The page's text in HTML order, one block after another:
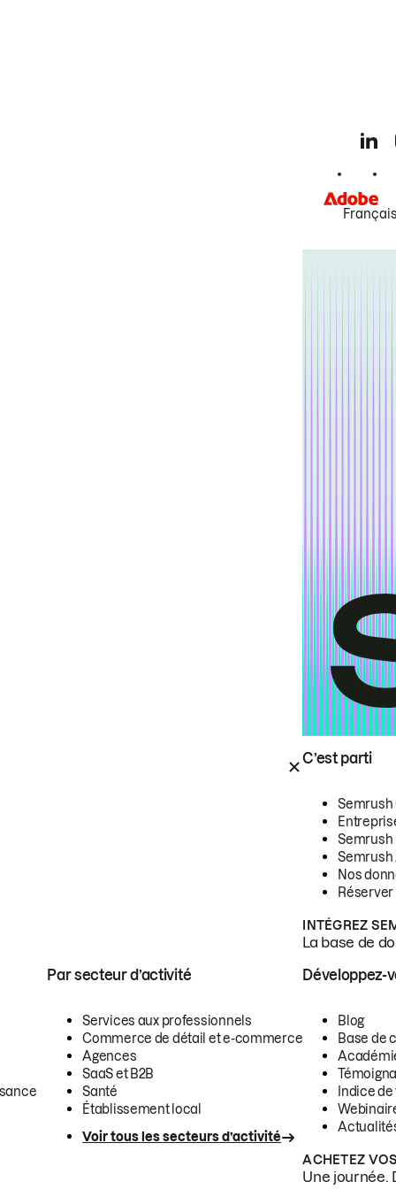
C’est parti
Semrush
Semrush
Semrush
Nos
INTÉGREZ
La base de
Par secteur d’activité
Services aux professionnels
Commerce de détail et e-commerce
Agences
SaaS et B2B
Santé
Établissement local
Voir tous les secteurs d’activité
Développez-
Blog
Base de
Indice
ACHETEZ
Une journée.